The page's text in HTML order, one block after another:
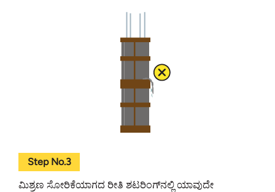
Step No.3
ಮಿಶ್ರಣ ಸೋರಿಕೆಯಾಗದ ರೀತಿ ಶಟರಿಂಗ್‌ನಲ್ಲಿ ಯಾವುದೇ